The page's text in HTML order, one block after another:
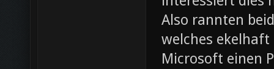
Also rannten
welches
Microsoft einen